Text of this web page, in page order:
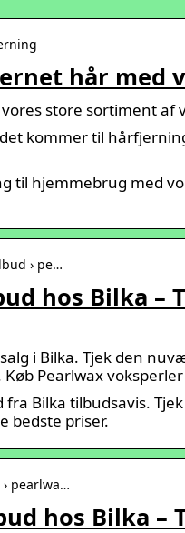
hår med
store sortiment af
kommer til
til hjemmebrug med
› pe…
hos Bilka –
i Bilka. Tjek den
Pearlwax
Bilka tilbudsavis.
bedste priser.
pearlwa…
hos Bilka –